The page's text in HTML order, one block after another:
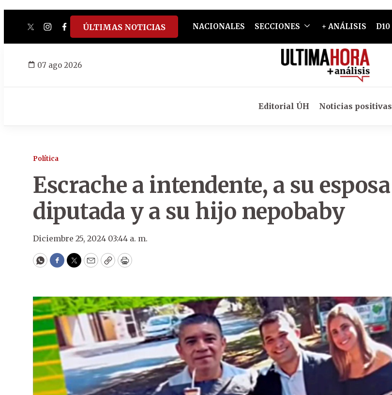
twitterinstagram
facebook
tiktokyoutube
spotify
ÚLTIMAS NOTICIAS NACIONALES SECCIONES + ANÁLISIS D10
07 ago 2026
Editorial ÚH Noticias positivas
Política
Escrache a intendente, a su esposa
diputada y a su hijo nepobaby
Diciembre 25, 2024 03:44 a. m.
WhatsApp
Facebook
Twitter
EmailCopyPrint